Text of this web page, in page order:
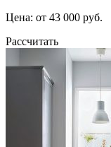
Цена: от 43 000 руб.
Рассчитать